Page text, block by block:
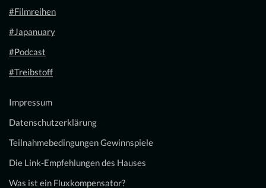
#Filmreihen
#Japanuary
#Podcast
#Treibstoff
Impressum
Datenschutzerklärung
Teilnahmebedingungen Gewinnspiele
Die Link-Empfehlungen des Hauses
Was ist ein Fluxkompensator?